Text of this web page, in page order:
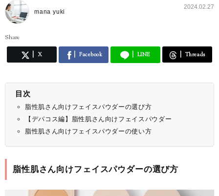
mana yuki
2024.02.27
Share
X Facebook LINE Threads
目次
脂性肌さん向けフェイスパウダーの選び方
【デパコス編】脂性肌さん向けフェイスパウダー
脂性肌さん向けフェイスパウダーの使い方
脂性肌さん向けフェイスパウダーの選び方